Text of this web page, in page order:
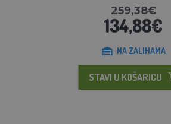
259,38€
134,88€
NA ZALIHAMA
STAVI U KOŠARICU